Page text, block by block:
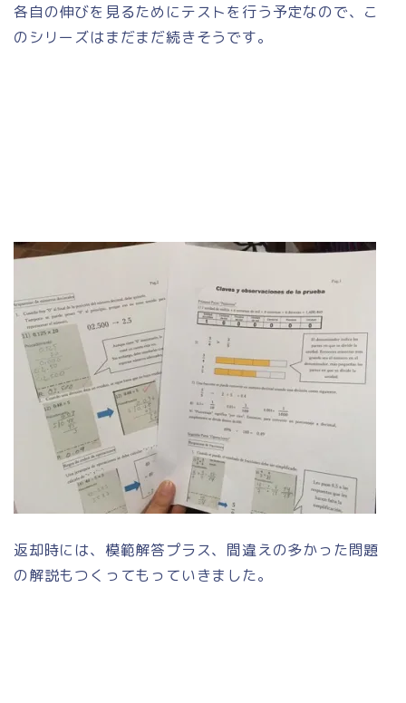
各自の伸びを見るためにテストを行う予定なので、こ
のシリーズはまだまだ続きそうです。
返却時には、模範解答プラス、間違えの多かった問題
の解説もつくってもっていきました。